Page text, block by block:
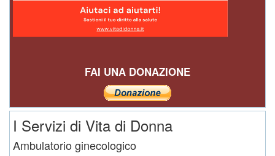
FAI UNA DONAZIONE
I Servizi di Vita di Donna
Ambulatorio ginecologico